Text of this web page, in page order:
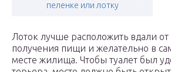
пеленке или лотку
Лоток лучше расположить вдали от
получения пищи и желательно в
месте жилища. Чтобы туалет был